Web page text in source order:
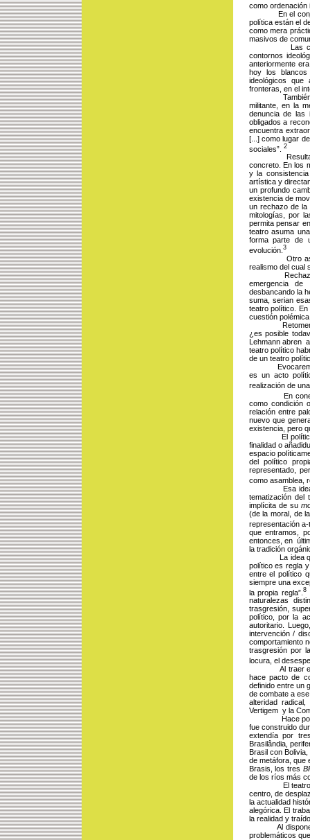
como ordenación
En el conjunto
política están el
como mera
masivos de
Las
contornos
anteriormente
hoy los blancos
ideológicos que
fronteras, en el
También los
militante, en la
denuncia de las
obligados a
encuentra
[...] como lugar
sociales”. 2
Resulta de
concreto. En los
y la
artística y
un profundo
existencia de
un rechazo de la
mitologías, por
permita pensar
teatro asuma
forma parte de
evolución. 3
Otro aspecto
realismo del cual
Rechazo de
emergencia de
desbancando la
suma, serian
teatro político.
cuestión
Retomemos la
¿es posible
Lehmann abren
teatro político
de un teatro
Evocaremos,
es un acto
realización de
En conexión
como condición
relación entre
nuevo que
existencia, pero
El político
finalidad o
espacio
del político
representado,
como asamblea,
Esa idea se
tematización del
implícita de su
(de la moral, de
representación a-
que entramos,
entonces, en
la tradición
La idea que
político es regla
entre el político
siempre una
la propia regla”.8
naturalezas
trasgresión,
político, por la
autoritario.
intervención /
comportamiento
trasgresión por
locura, el
Al traer esas
hace pacto de
definido entre un
de combate a
alteridad
Vertigem y la
Hace poco, el
fue construido
extendía por
Brasilândia,
Brasil con
de metáfora, que
Brasis, los tres
de los ríos más
El teatro del
centro, de
la actualidad
alegórica. El
la realidad y
Al disponer su
problemáticos